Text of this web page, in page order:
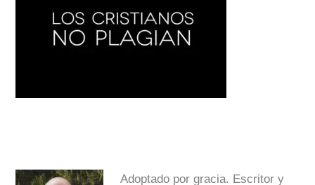
Adoptado por gracia. Escritor y